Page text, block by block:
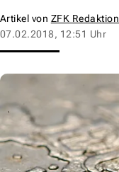
Artikel von ZFK Redaktion
07.02.2018, 12:51 Uhr